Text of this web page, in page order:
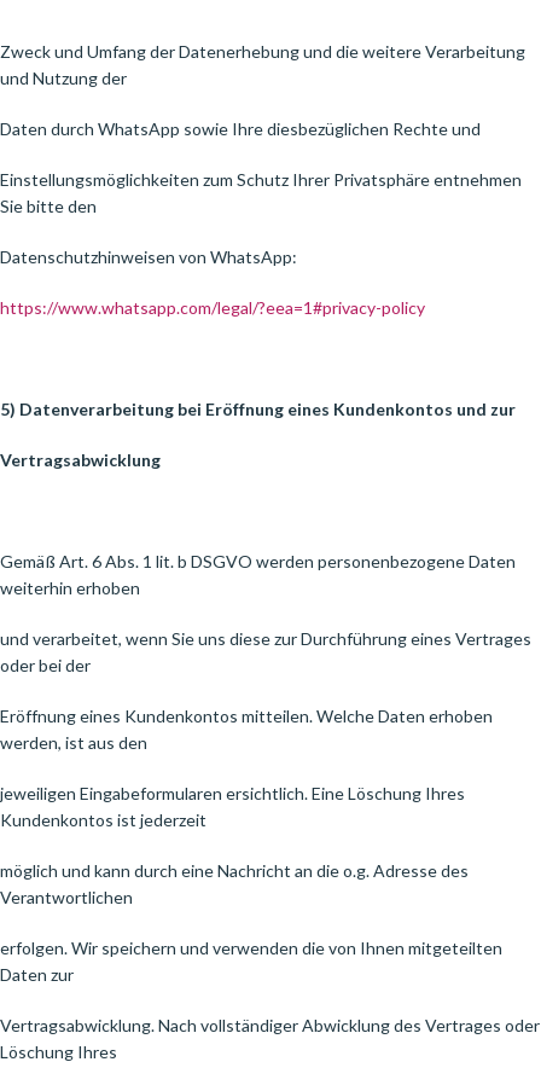
Zweck und Umfang der Datenerhebung und die weitere Verarbeitung
und Nutzung der
Daten durch WhatsApp sowie Ihre diesbezüglichen Rechte und
Einstellungsmöglichkeiten zum Schutz Ihrer Privatsphäre entnehmen
Sie bitte den
Datenschutzhinweisen von WhatsApp:
https://www.whatsapp.com/legal/?eea=1#privacy-policy
5) Datenverarbeitung bei Eröffnung eines Kundenkontos und zur
Vertragsabwicklung
Gemäß Art. 6 Abs. 1 lit. b DSGVO werden personenbezogene Daten
weiterhin erhoben
und verarbeitet, wenn Sie uns diese zur Durchführung eines Vertrages
oder bei der
Eröffnung eines Kundenkontos mitteilen. Welche Daten erhoben
werden, ist aus den
jeweiligen Eingabeformularen ersichtlich. Eine Löschung Ihres
Kundenkontos ist jederzeit
möglich und kann durch eine Nachricht an die o.g. Adresse des
Verantwortlichen
erfolgen. Wir speichern und verwenden die von Ihnen mitgeteilten
Daten zur
Vertragsabwicklung. Nach vollständiger Abwicklung des Vertrages oder
Löschung Ihres